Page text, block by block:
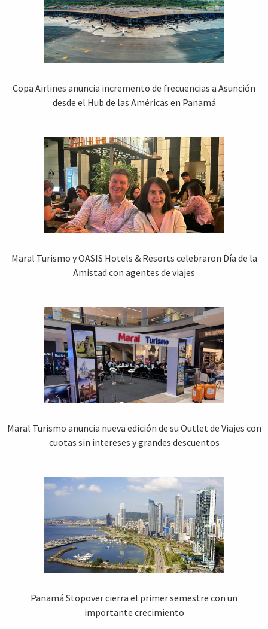
Copa Airlines anuncia incremento de frecuencias a Asunción
desde el Hub de las Américas en Panamá
Maral Turismo y OASIS Hotels & Resorts celebraron Día de la
Amistad con agentes de viajes
Maral Turismo anuncia nueva edición de su Outlet de Viajes con
cuotas sin intereses y grandes descuentos
Panamá Stopover cierra el primer semestre con un
importante crecimiento